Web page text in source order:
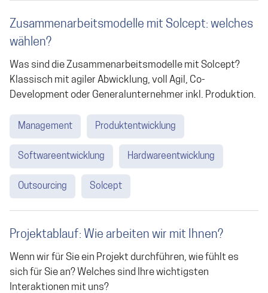
Zusammenarbeitsmodelle mit Solcept: welches
wählen?
Was sind die Zusammenarbeitsmodelle mit Solcept?
Klassisch mit agiler Abwicklung, voll Agil, Co-
Development oder Generalunternehmer inkl. Produktion.
Management Produktentwicklung
Softwareentwicklung Hardwareentwicklung
Outsourcing Solcept
Projektablauf: Wie arbeiten wir mit Ihnen?
Wenn wir für Sie ein Projekt durchführen, wie fühlt es
sich für Sie an? Welches sind Ihre wichtigsten
Interaktionen mit uns?